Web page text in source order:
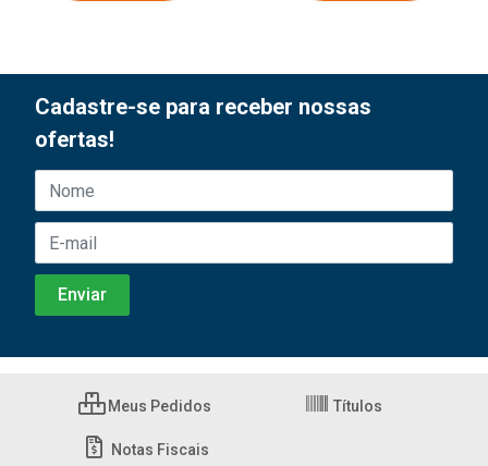
Cadastre-se para receber nossas
ofertas!
Meus Pedidos Títulos
Notas Fiscais